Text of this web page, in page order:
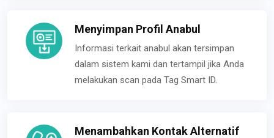
Menyimpan Profil Anabul
Informasi terkait anabul akan tersimpan
dalam sistem kami dan tertampil jika Anda
melakukan scan pada Tag Smart ID.
Menambahkan Kontak Alternatif